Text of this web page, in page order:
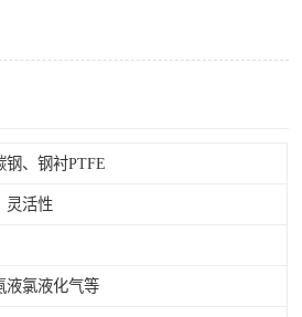
钢、钢衬PTFE
灵活性
液氯液化气等